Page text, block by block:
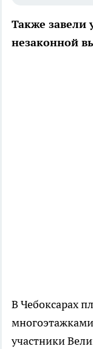
Также завели
незаконной
В Чебоксарах
участники